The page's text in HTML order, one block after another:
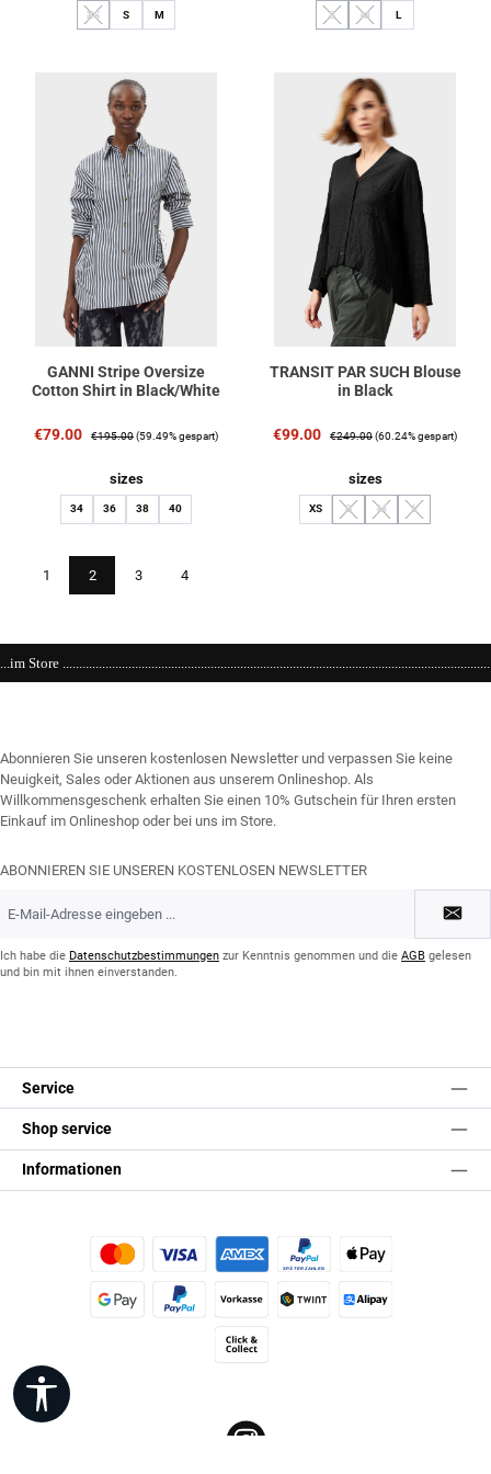
XS
(Diese Option ist zurzeit nicht verfügbar.)
S M S
(Diese Option ist zurzeit nicht
M
(Diese Option ist zurzeit
L
GANNI Stripe Oversize
Cotton Shirt in Black/White
Verkaufspreis:
€79.00 Regulärer Preis:
€195.00(59.49% gespart)
sizesauswählen
34 36 38 40
TRANSIT PAR SUCH Blouse
in Black
Verkaufspreis:
€99.00 Regulärer Preis:
€249.00(60.24% gespart)
sizesauswählen
XS S
(Diese Option ist zurzeit nicht
M
(Diese Option ist zurzeit
L
(Diese Option
Seite
1 Seite
2 Seite
3 Seite
4
bei kühlen
Abonnieren Sie unseren kostenlosen Newsletter und verpassen Sie keine
Neuigkeit, Sales oder Aktionen aus unserem Onlineshop. Als
Willkommensgeschenk erhalten Sie einen 10% Gutschein für Ihren ersten
Einkauf im Onlineshop oder bei uns im Store.
ABONNIEREN SIE UNSEREN KOSTENLOSEN NEWSLETTER
Mail-
*Ich habe die Datenschutzbestimmungen zur Kenntnis genommen und die AGB gelesen
und bin mit ihnen einverstanden.
Service
Shop service
Informationen
Kredit- oder Debitkarte Später BezahlenApple Pay
Vorkasse
Werkzeugleiste anzeigen